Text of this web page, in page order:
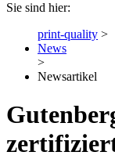
Sie sind hier:
print-quality >
News
>
Newsartikel